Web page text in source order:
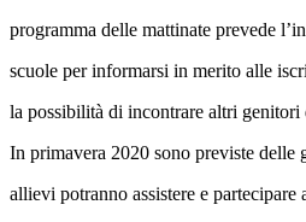
programma delle mattinate prevede
scuole per informarsi in merito alle
la possibilità di incontrare altri genitori
In primavera 2020 sono previste delle
allievi potranno assistere e